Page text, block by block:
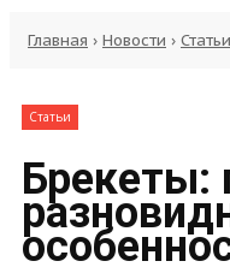
Главная › Новости › Статьи
Статьи